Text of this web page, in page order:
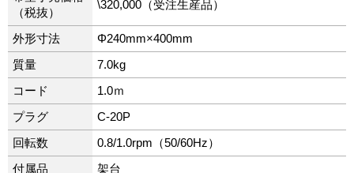
（税抜）
\320,000（受注生産品）
外形寸法 Φ240mm×400mm
質量 7.0kg
コード 1.0ｍ
プラグ C-20P
回転数 0.8/1.0rpm（50/60Hz）
付属品 架台